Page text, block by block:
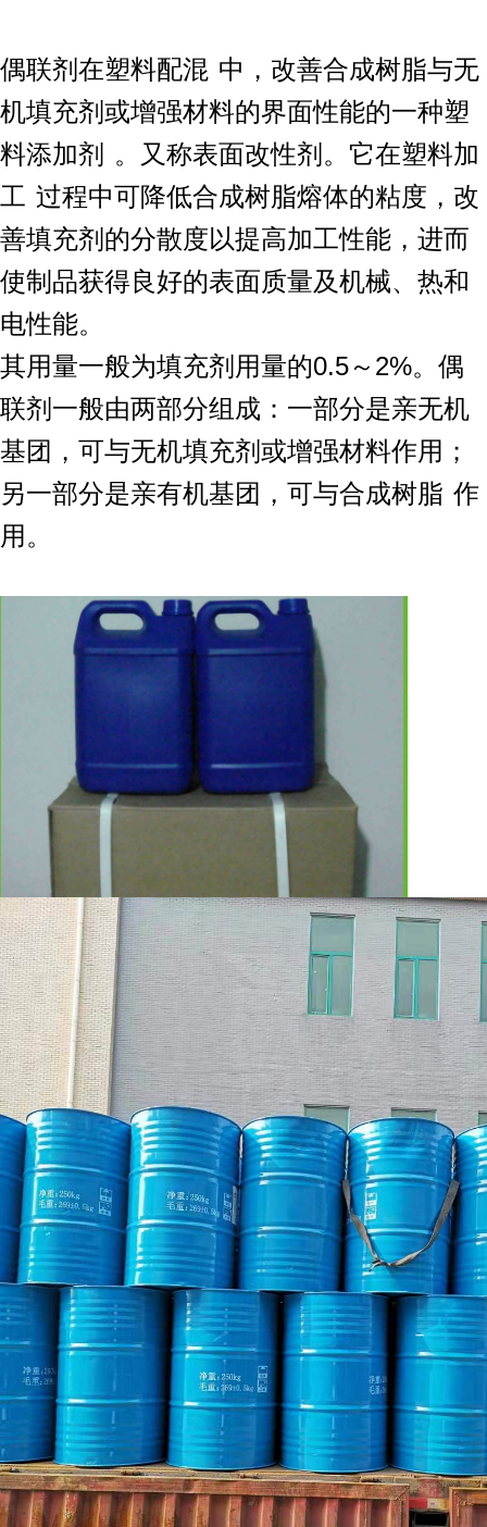
偶联剂在塑料配混 中，改善合成树脂与无
机填充剂或增强材料的界面性能的一种塑
料添加剂
。又称表面改性剂。它在塑料加
工 过程中可降低合成树脂熔体的粘度，改
善填充剂的分散度以提高加工性能，进而
使制品获得良好的表面质量及机械、热和
电性能。
其用量一般为填充剂用量的0.5～2%。偶
联剂一般由两部分组成：一部分是亲无机
基团，可与无机填充剂或增强材料作用；
另一部分是亲有机基团，可与合成树脂 作
用。